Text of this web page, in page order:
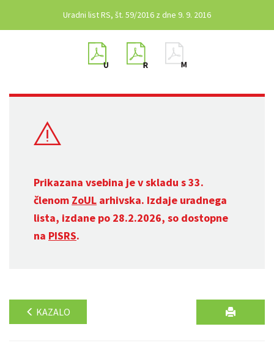
Uradni list RS, št. 59/2016 z dne 9. 9. 2016
Prikazana vsebina je v skladu s 33.
členom ZoUL arhivska. Izdaje uradnega
lista, izdane po 28.2.2026, so dostopne
na PISRS.
KAZALO